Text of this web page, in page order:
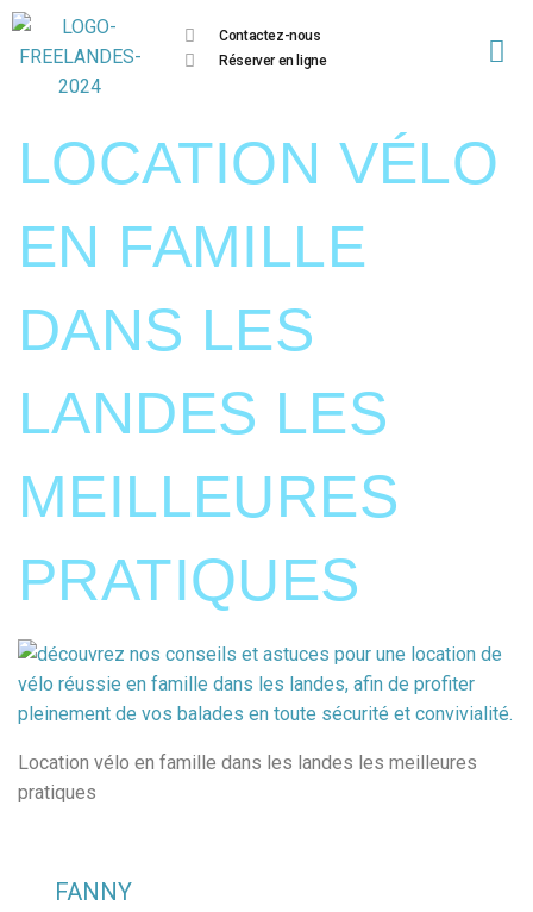
Contactez-nous
Réserver en ligne
LOCATION VÉLO
EN FAMILLE
DANS LES
LANDES LES
MEILLEURES
PRATIQUES
Location vélo en famille dans les landes les meilleures
pratiques
FANNY